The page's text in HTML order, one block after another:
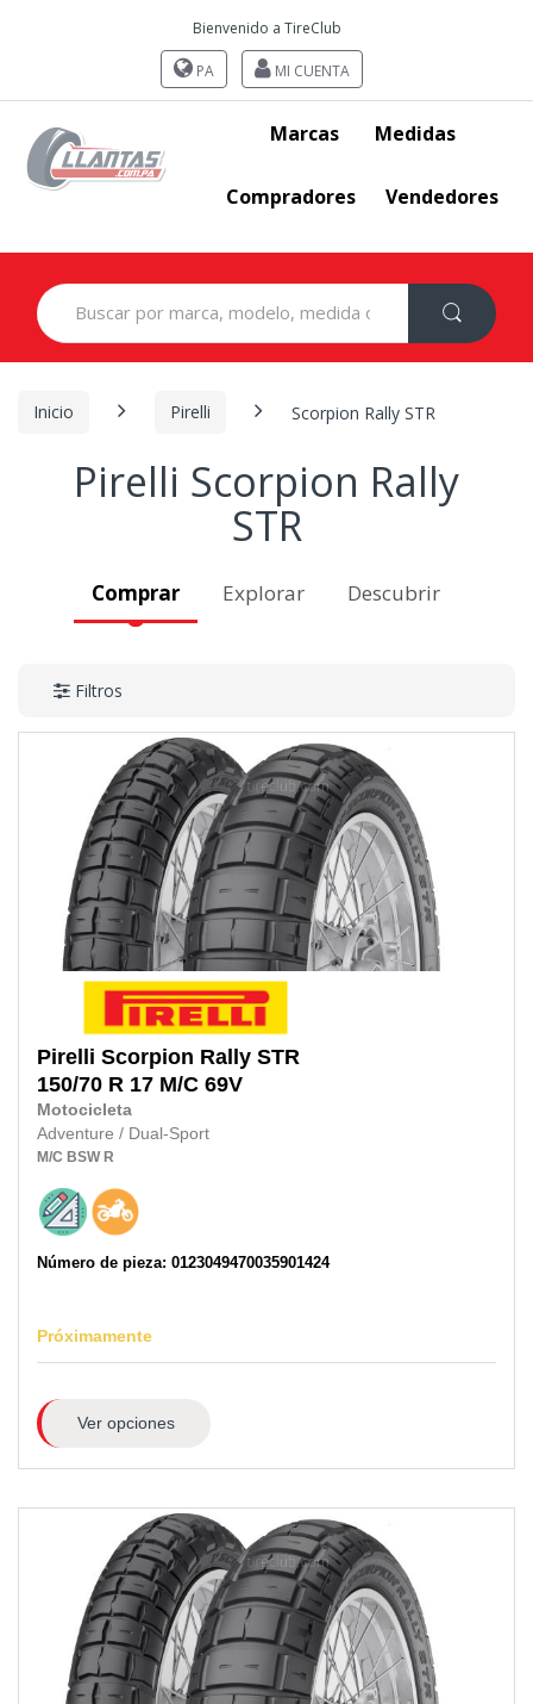
Bienvenido a TireClub
PA MI CUENTA
Marcas Medidas
Compradores Vendedores
Search
for:
Inicio Pirelli Scorpion Rally STR
Pirelli Scorpion Rally
STR
Comprar Explorar Descubrir
Filtros
Pirelli Scorpion Rally STR
150/70 R 17 M/C 69V
Motocicleta
Adventure / Dual-Sport
M/C BSW R
Número de pieza: 0123049470035901424
Próximamente
Ver opciones